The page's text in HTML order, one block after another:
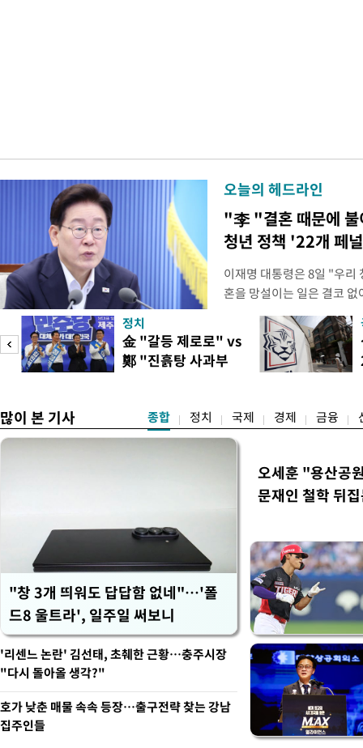
오늘의 헤드라인
"李 "결혼 때문에
청년 정책 '22개 페
이재명 대통령은 8일 "우리
혼을 망설이는 일은 결코
하는 제도가 있을 경우 편
다. 이 대통령은 이날 오후
로 찾은 결혼 페널티 22개'
이 대통령은 "결혼으로 인
정치
金 "갈등 제로로" vs
鄭 "진흙탕 사과부
많이 본 기사 종합 정치 국제 경제 금융
"창 3개 띄워도 답답함 없네"…'폴
드8 울트라', 일주일 써보니
오세훈 "용산공
문재인 철학 뒤
'리센느 논란' 김선태, 초췌한 근황…충주시장
"다시 돌아올 생각?"
호가 낮춘 매물 속속 등장…출구전략 찾는 강남
집주인들